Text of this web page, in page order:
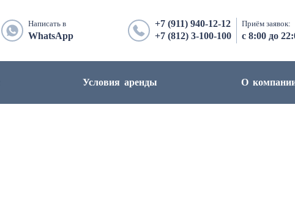
Написать в
WhatsApp
+7 (911) 940-12-12
+7 (812) 3-100-100
Приём заявок:
с 8:00 до
Условия аренды О